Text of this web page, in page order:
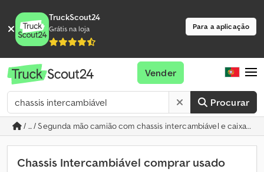
TruckScout24
Grátis na loja Para a aplicação
Procurar
Vender
/ ... / Segunda mão camião com chassis intercambiável e caixa de
Chassis Intercambiável comprar usado